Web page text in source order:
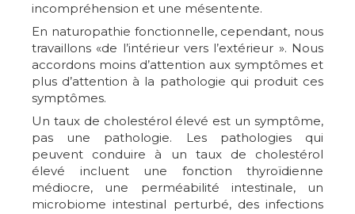
incompréhension et une mésentente.
En naturopathie fonctionnelle, cependant, nous
travaillons «de l’intérieur vers l’extérieur ». Nous
accordons moins d’attention aux symptômes et
plus d’attention à la pathologie qui produit ces
symptômes.
Un taux de cholestérol élevé est un symptôme,
pas une pathologie. Les pathologies qui
peuvent conduire à un taux de cholestérol
élevé incluent une fonction thyroïdienne
médiocre, une perméabilité intestinale, un
microbiome intestinal perturbé, des infections